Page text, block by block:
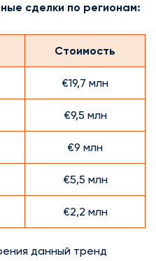
сделки по регионам:
Стоимость
€19,7 млн
€9,5 млн
€9 млн
€5,5 млн
€2,2 млн
данный тренд